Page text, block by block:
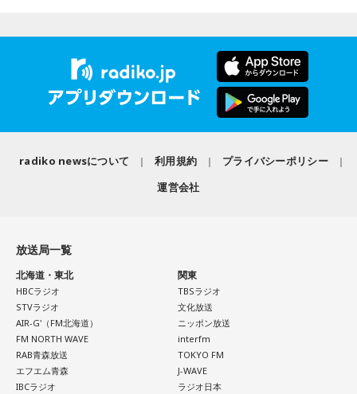
『radiko.jpプレミアム（エリアフリー聴取）』なら、全国の
ラジオ番組を楽しむことができます。
子どもの頃からのラジオっ子。
そば。
ツイッター @yakisoba_kaoru
NHKラジオ：50分
民放ラジオ：55分または60分 ※放送局により異なります
■パーソナリティ：神門光太朗（NHKアナウンサー）
■出演者：渡辺直美、高橋みなみ、山里亮太
■公式Twitter：
ラジコでラジオを聴こう！
スマラーキャンペーン期間中は、関東広域（1都6県）、宮城
県、広島県、愛媛県、福岡県の5エリアで、NHKラジオのラ
イブがお聴きいただけます。
▼スマートフォンで聴くなら
http://m.onelink.me/3d014928
ないか、と言われているAIについて「AIの登場でどうなる？
ラジオ業界」をテーマに展開しました。実はSBSラジオ『#椎
木里佳パイセンの放課後ラジオ』でも、現役慶應大生の椎木
さんが、女子高生を迎えてAIをテーマに放送しました。AIス
とのこと。
ルに非常に詳しく、ニッポン放送『ミューコミ+プラス』でパ
ーソナリティを務める、”日本一オタクなアナウンサー”、吉田
尚記アナが進行を務めました。
▲狩野芳伸先生（右から2番目）
radiko newsについて 利用規約
プライバシーポリシー
運営会社
放送局一覧
北海道・東北
HBCラジオ
STVラジオ
AIR-G'（FM北海道）
FM NORTH WAVE
RAB青森放送
エフエム青森
IBCラジオ
関東
TBSラジオ
文化放送
ニッポン放送
interfm
TOKYO FM
J-WAVE
ラジオ日本